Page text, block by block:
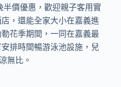
價優惠，歡迎親子客用實
，還能全家大小在嘉義進
花季期間，一同在嘉義最
排時間暢游泳池設施，兒
涼無比。